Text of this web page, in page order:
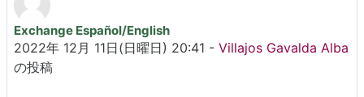
Exchange Español/English
2022年 12月 11日(日曜日) 20:41 - Villajos Gavalda Alba
の投稿
返信数: 0